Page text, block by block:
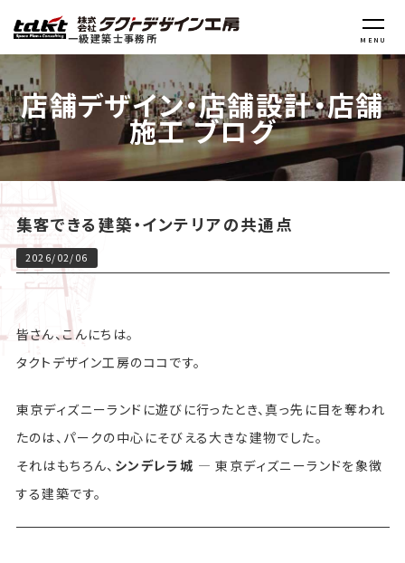
一級建築士事務所 MENU
店舗デザイン・店舗設計・店舗
施工 ブログ
集客できる建築・インテリアの共通点
2026/02/06
皆さん、こんにちは。
タクトデザイン工房のココです。
東京ディズニーランドに遊びに行ったとき、真っ先に目を奪われ
たのは、パークの中心にそびえる大きな建物でした。
それはもちろん、 シンデレラ城 — 東京ディズニーランドを象徴
する建築です。